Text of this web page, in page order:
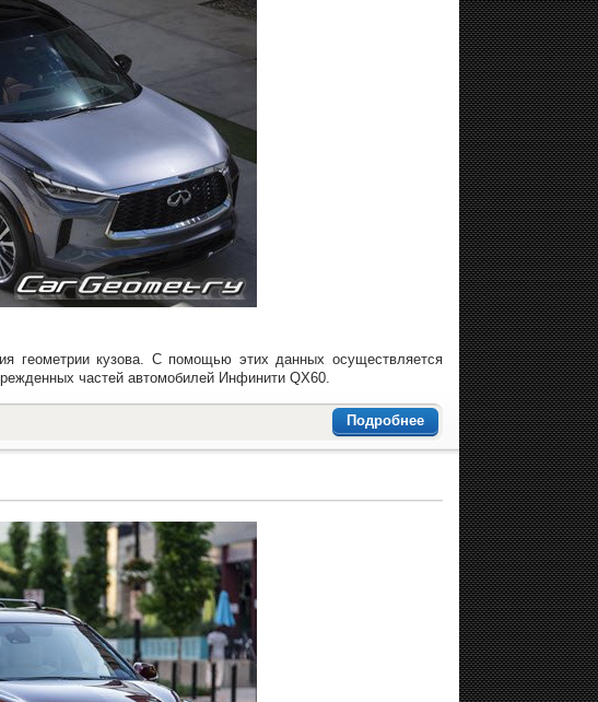
геометрии кузова. С помощью этих данных осуществляется
частей автомобилей Инфинити QX60.
Подробнее